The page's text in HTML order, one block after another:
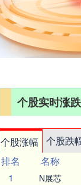
个股实时涨
个股涨幅 个股跌
排名
名称
1
N展芯